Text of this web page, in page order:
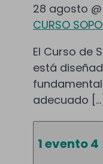
28 agosto
CURSO
El Curso de
está
adecuado
1 evento4